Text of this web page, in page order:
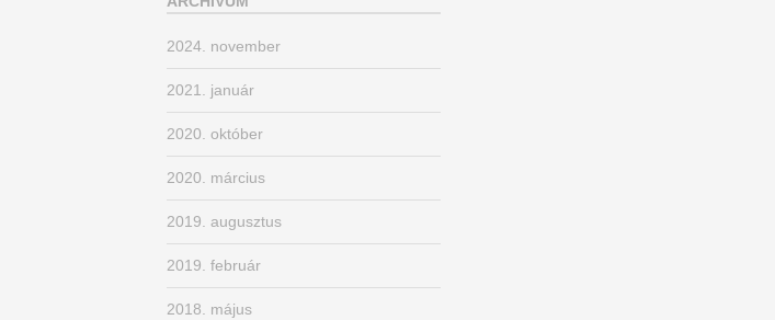
2024. november
2021. január
2020. október
2020. március
2019. augusztus
2019. február
2018. május